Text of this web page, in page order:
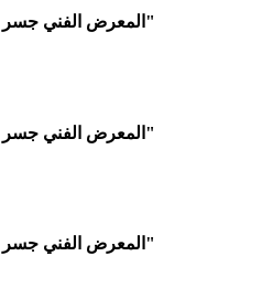
المعرض الفني جسر الزرقاء - "قصة بلد على البحر"
المعرض الفني جسر الزرقاء - "قصة بلد على البحر"
المعرض الفني جسر الزرقاء - "قصة بلد على البحر"